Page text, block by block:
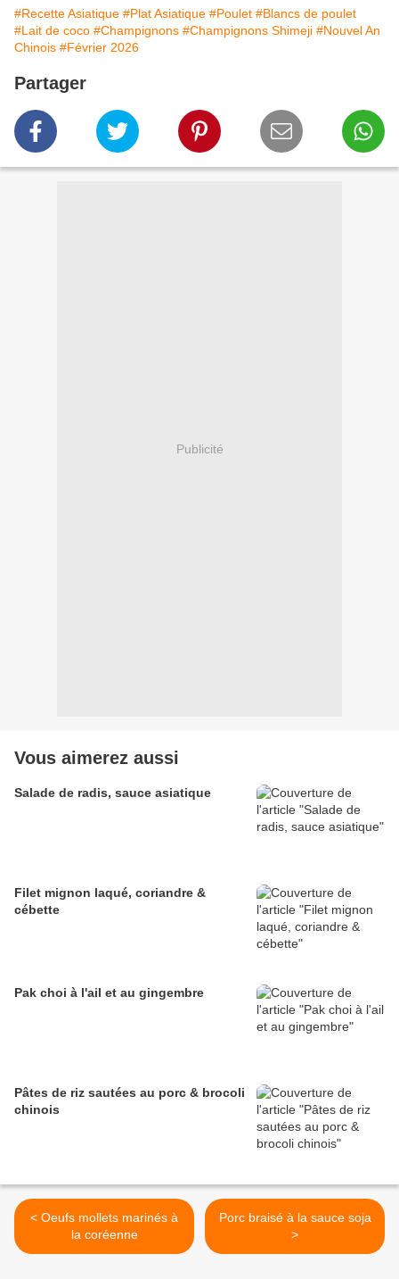
#Recette Asiatique #Plat Asiatique #Poulet #Blancs de poulet
#Lait de coco #Champignons #Champignons Shimeji #Nouvel An
Chinois #Février 2026
Partager
Publicité
Vous aimerez aussi
Salade de radis, sauce asiatique
Filet mignon laqué, coriandre &
cébette
Pak choi à l'ail et au gingembre
Pâtes de riz sautées au porc & brocoli
chinois
< Oeufs mollets marinés à
la coréenne
Porc braisé à la sauce soja
>